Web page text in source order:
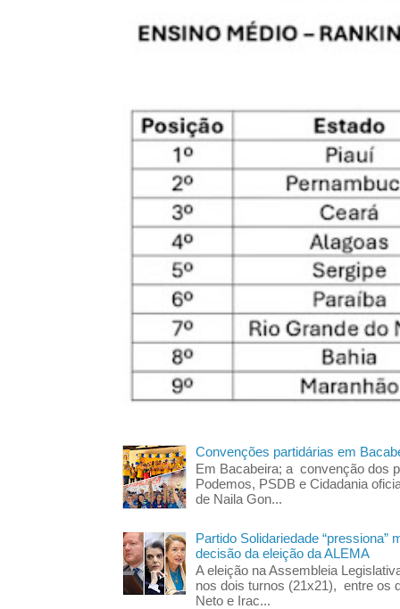
Convenções partidárias em
Em Bacabeira; a convenção dos
Podemos, PSDB e Cidadania
de Naila Gon...
Partido Solidariedade “pressiona”
decisão da eleição da ALEMA
A eleição na Assembleia
nos dois turnos (21x21), entre os
Neto e Irac...